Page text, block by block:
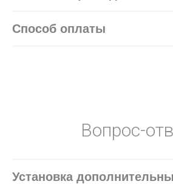
Способ оплаты
Вопрос-
Установка